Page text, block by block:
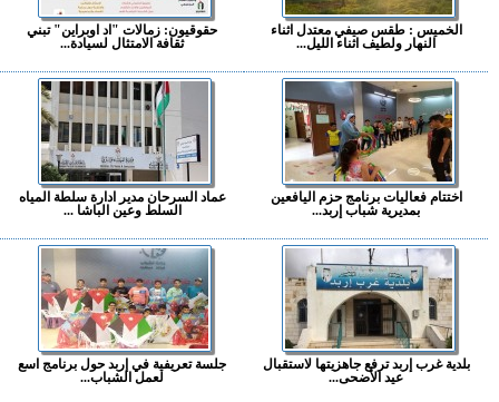
الخميس : طقس صيفي معتدل اثناء
النهار ولطيف اثناء الليل...
حقوقيون: زمالات "اد اوبراين" تبني
ثقافة الامتثال لسيادة...
اختتام فعاليات برنامج حزم اليافعين
بمديرية شباب إربد...
عماد السرحان مدير ادارة سلطة المياه
السلط وعين الباشا ...
بلدية غرب إربد ترفع جاهزيتها لاستقبال
عيد الأضحى...
جلسة تعريفية في إربد حول برنامج اسع
لعمل الشباب...